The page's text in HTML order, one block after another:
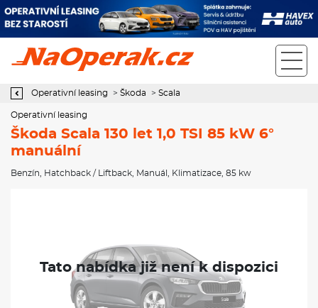
Operativní leasing Škoda Scala 130 let 1,0 TSI 85 kW 6° manuální
Operativní leasing > Škoda > Scala
Operativní leasing
Škoda Scala 130 let 1,0 TSI 85 kW 6°
manuální
Benzín Hatchback / Liftback Manuál Klimatizace , 85 kw